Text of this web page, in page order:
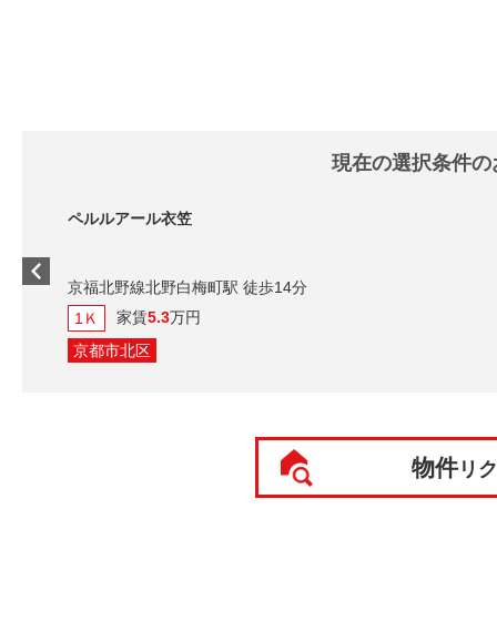
現在の選択条件
ペルルアール衣笠
京福北野線北野白梅町駅 徒歩14分
1Ｋ
物件リ